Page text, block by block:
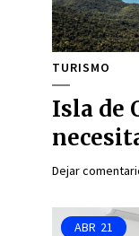
TURISMO
Isla de
Dejar
ABR 21